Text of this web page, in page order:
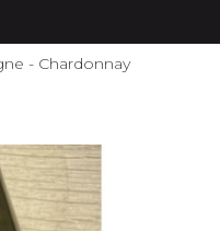
- Chardonnay